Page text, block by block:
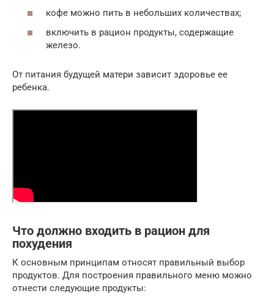
кофе можно пить в небольших количествах;
включить в рацион продукты, содержащие
железо.
От питания будущей матери зависит здоровье ее
ребенка.
Что должно входить в рацион для
похудения
К основным принципам относят правильный выбор
продуктов. Для построения правильного меню можно
отнести следующие продукты: